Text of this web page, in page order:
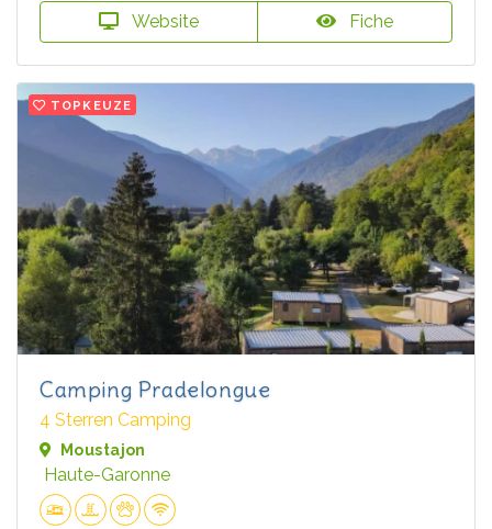
Website Fiche
TOPKEUZE
Camping Pradelongue
4 Sterren Camping
Moustajon
Haute-Garonne